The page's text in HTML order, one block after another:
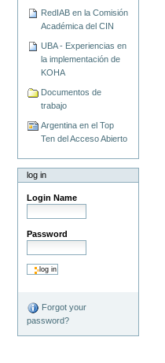
RedIAB en la Comisión
Académica del CIN
UBA - Experiencias en
la implementación de
KOHA
Documentos de
trabajo
Argentina en el Top
Ten del Acceso Abierto
log in
Login Name
Password
Forgot your
password?